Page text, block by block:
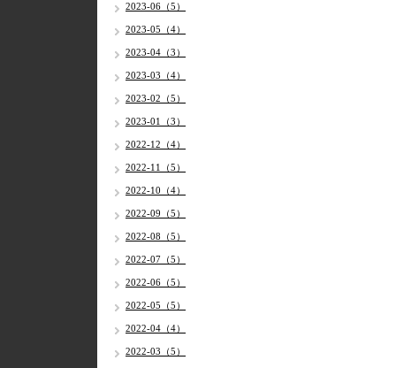
2023-06（5）
2023-05（4）
2023-04（3）
2023-03（4）
2023-02（5）
2023-01（3）
2022-12（4）
2022-11（5）
2022-10（4）
2022-09（5）
2022-08（5）
2022-07（5）
2022-06（5）
2022-05（5）
2022-04（4）
2022-03（5）